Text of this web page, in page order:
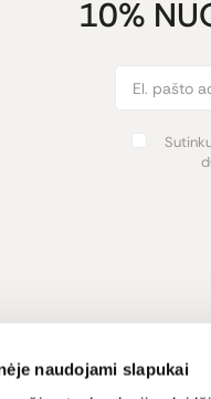
naudojami slapukai
10%